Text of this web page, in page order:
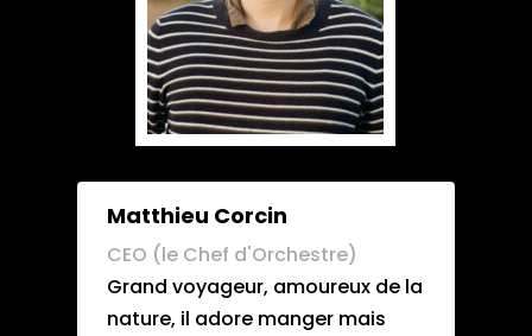
Matthieu Corcin
CEO (le Chef d'Orchestre)
Grand voyageur, amoureux de la
nature, il adore manger mais